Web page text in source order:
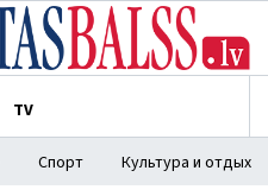
TV
Спорт Культура и отдых